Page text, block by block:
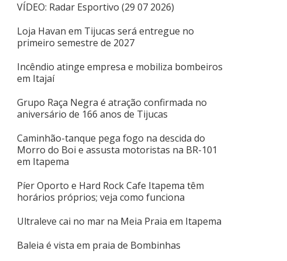
VÍDEO: Radar Esportivo (29 07 2026)
Loja Havan em Tijucas será entregue no
primeiro semestre de 2027
Incêndio atinge empresa e mobiliza bombeiros
em Itajaí
Grupo Raça Negra é atração confirmada no
aniversário de 166 anos de Tijucas
Caminhão-tanque pega fogo na descida do
Morro do Boi e assusta motoristas na BR-101
em Itapema
Píer Oporto e Hard Rock Cafe Itapema têm
horários próprios; veja como funciona
Ultraleve cai no mar na Meia Praia em Itapema
Baleia é vista em praia de Bombinhas